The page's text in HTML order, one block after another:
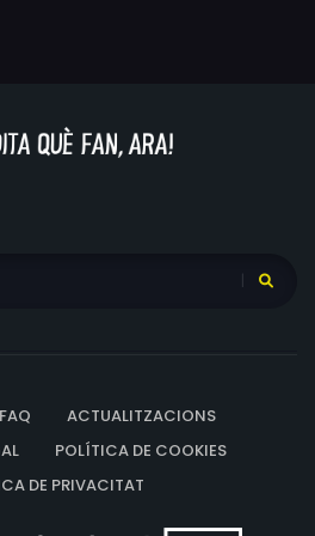
FAQ
ACTUALITZACIONS
POLÍTICA DE COOKIES
DE PRIVACITAT